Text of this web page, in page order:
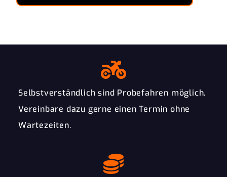
Selbstverständlich sind Probefahren möglich.
Vereinbare dazu gerne einen Termin ohne
Wartezeiten.